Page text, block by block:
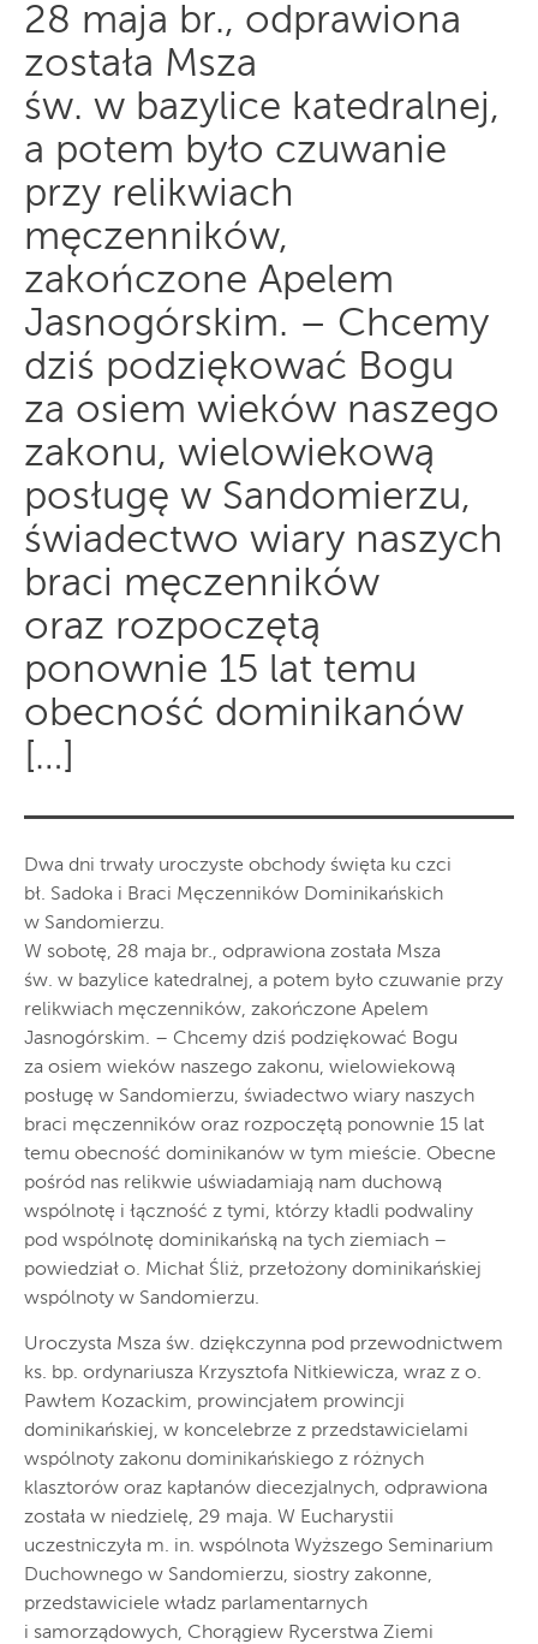
28 maja br., odprawiona
została Msza
św. w bazylice katedralnej,
a potem było czuwanie
przy relikwiach
męczenników,
zakończone Apelem
Jasnogórskim. – Chcemy
dziś podziękować Bogu
za osiem wieków naszego
zakonu, wielowiekową
posługę w Sandomierzu,
świadectwo wiary naszych
braci męczenników
oraz rozpoczętą
ponownie 15 lat temu
obecność dominikanów
[…]
Dwa dni trwały uroczyste obchody święta ku czci
bł. Sadoka i Braci Męczenników Dominikańskich
w Sandomierzu.
W sobotę, 28 maja br., odprawiona została Msza
św. w bazylice katedralnej, a potem było czuwanie przy
relikwiach męczenników, zakończone Apelem
Jasnogórskim. – Chcemy dziś podziękować Bogu
za osiem wieków naszego zakonu, wielowiekową
posługę w Sandomierzu, świadectwo wiary naszych
braci męczenników oraz rozpoczętą ponownie 15 lat
temu obecność dominikanów w tym mieście. Obecne
pośród nas relikwie uświadamiają nam duchową
wspólnotę i łączność z tymi, którzy kładli podwaliny
pod wspólnotę dominikańską na tych ziemiach –
powiedział o. Michał Śliż, przełożony dominikańskiej
wspólnoty w Sandomierzu.
Uroczysta Msza św. dziękczynna pod przewodnictwem
ks. bp. ordynariusza Krzysztofa Nitkiewicza, wraz z o.
Pawłem Kozackim, prowincjałem prowincji
dominikańskiej, w koncelebrze z przedstawicielami
wspólnoty zakonu dominikańskiego z różnych
klasztorów oraz kapłanów diecezjalnych, odprawiona
została w niedzielę, 29 maja. W Eucharystii
uczestniczyła m. in. wspólnota Wyższego Seminarium
Duchownego w Sandomierzu, siostry zakonne,
przedstawiciele władz parlamentarnych
i samorządowych, Chorągiew Rycerstwa Ziemi